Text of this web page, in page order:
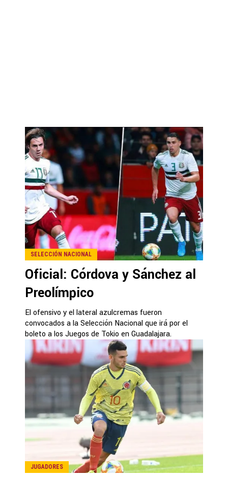
SELECCIÓN NACIONAL
Oficial: Córdova y Sánchez al
Preolímpico
El ofensivo y el lateral azulcremas fueron
convocados a la Selección Nacional que irá por el
boleto a los Juegos de Tokio en Guadalajara.
JUGADORES